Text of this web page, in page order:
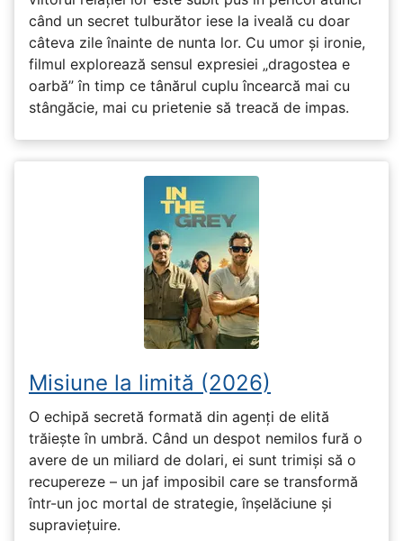
când un secret tulburător iese la iveală cu doar
câteva zile înainte de nunta lor. Cu umor și ironie,
filmul explorează sensul expresiei „dragostea e
oarbă” în timp ce tânărul cuplu încearcă mai cu
stângăcie, mai cu prietenie să treacă de impas.
Misiune la limită (2026)
O echipă secretă formată din agenți de elită
trăiește în umbră. Când un despot nemilos fură o
avere de un miliard de dolari, ei sunt trimiși să o
recupereze – un jaf imposibil care se transformă
într-un joc mortal de strategie, înșelăciune și
supraviețuire.